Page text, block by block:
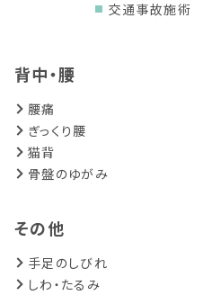
交通事故施術
背中・腰
腰痛
ぎっくり腰
猫背
骨盤のゆがみ
その他
手足のしびれ
しわ・たるみ